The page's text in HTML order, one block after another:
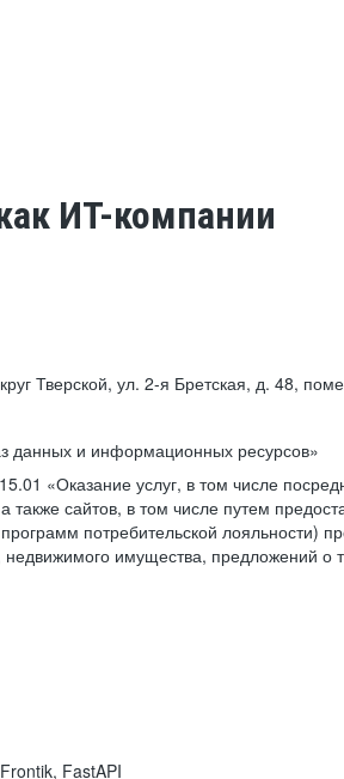
ИТ-компании
Тверской, ул. 2-я Бретская, д. 48,
данных и информационных ресурсов»
15.01 «Оказание услуг, в том числе
сайтов, в том числе путем
потребительской лояльности)
имущества, предложений о
FastAPI